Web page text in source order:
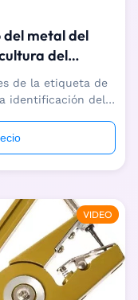
metal del
del
del cerdo
de la etiqueta de
identificación del
los alicates
para la cabra de
VIDEO